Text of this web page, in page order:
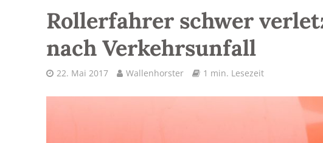
Rollerfahrer schwer
nach Verkehrsunfall
22. Mai 2017 Wallenhorster 1 min. Lesezeit